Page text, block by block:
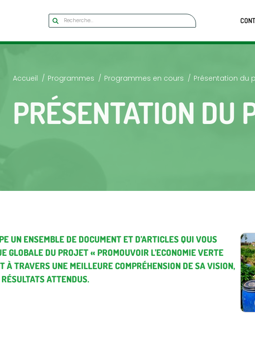
Accueil Programmes Programmes en cours Présentation du
PRÉSENTATION DU
UN ENSEMBLE DE DOCUMENT ET D’ARTICLES QUI VOUS
GLOBALE DU PROJET « PROMOUVOIR L’ECONOMIE VERTE
À TRAVERS UNE MEILLEURE COMPRÉHENSION DE SA VISION,
ATTENDUS.